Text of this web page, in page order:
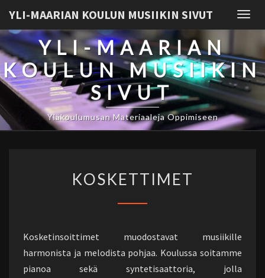
YLI-MAARIAN KOULUN MUSIIKIN SIVUT
YLI-MAARIAN
KOULUN MUSIIKIN
SIVUT
Yläkoulumusan Materiaaleja Oppimiseen
KOSKETTIMET
Kosketinsoittimet muodostavat musiikille
harmonista ja melodista pohjaa. Koulussa soitamme
pianoa sekä syntetisaattoria, jolla